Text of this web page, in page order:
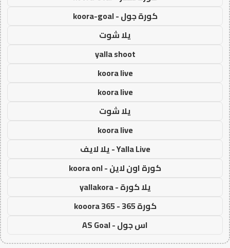
كورة جول - koora-goal
يلا شوت
yalla shoot
koora live
koora live
يلا شوت
koora live
Yalla Live - يلا لايف
كورة اون لاين - koora onl
يلا كورة - yallakora
كورة 365 - kooora 365
اس جول - AS Goal